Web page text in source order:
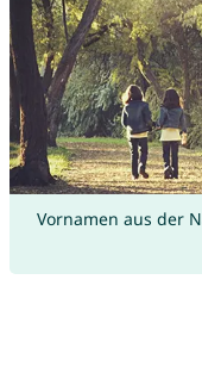
Vornamen aus der